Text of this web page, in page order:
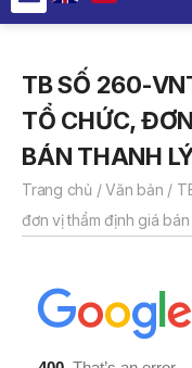
TB SỐ 260-
TỔ CHỨC,
BÁN THANH
Trang chủ /Văn bản /
đơn vị thẩm định giá